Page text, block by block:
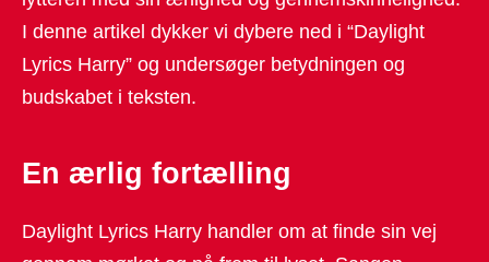
I denne artikel dykker vi dybere ned i “Daylight
Lyrics Harry” og undersøger betydningen og
budskabet i teksten.
En ærlig fortælling
Daylight Lyrics Harry handler om at finde sin vej